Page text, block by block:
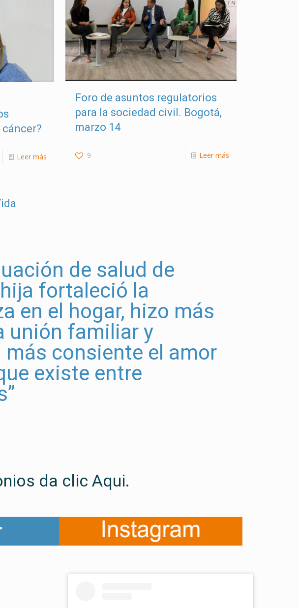
cáncer?
Leer más
Foro de asuntos regulatorios
para la sociedad civil. Bogotá,
marzo 14
9 Leer más
de salud de
fortaleció la
en el hogar, hizo más
unión familiar y
consiente el amor
existe entre
da clic Aqui.